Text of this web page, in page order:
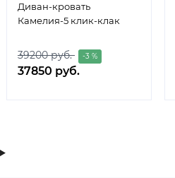
Диван-кровать
Камелия-5 клик-клак
39200 руб. -3 %
37850 руб.